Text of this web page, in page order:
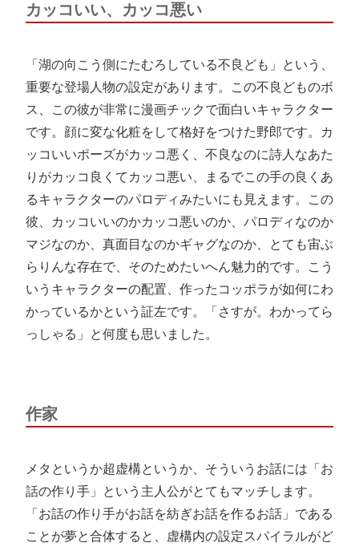
カッコいい、カッコ悪い
「湖の向こう側にたむろしている不良ども」という、
重要な登場人物の設定があります。この不良どものボ
ス、この彼が非常に漫画チックで面白いキャラクター
です。顔に変な化粧をして格好をつけた野郎です。カ
ッコいいポーズがカッコ悪く、不良なのに詩人なあた
りがカッコ良くてカッコ悪い、まるでこの手の良くあ
るキャラクターのパロディみたいにも見えます。この
彼、カッコいいのかカッコ悪いのか、パロディなのか
マジなのか、真面目なのかギャグなのか、とても宙ぶ
らりんな存在で、そのためたいへん魅力的です。こう
いうキャラクターの配置、作ったコッポラが如何にわ
かっているかという証左です。「さすが。わかってら
っしゃる」と何度も思いました。
作家
メタというか超虚構というか、そういうお話には「お
話の作り手」という主人公がとてもマッチします。
「お話の作り手がお話を紡ぎお話を作るお話」である
ことが夢と合体すると、虚構内の設定スパイラルがど